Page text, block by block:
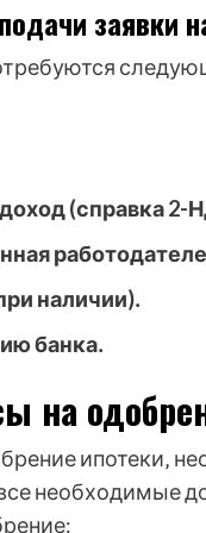
заявки
(справка 2-
наличии)․
банка․
на
ипотеки‚
необходимые